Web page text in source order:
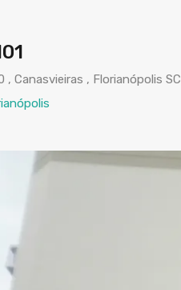
, Canasvieiras , Florianópolis SC